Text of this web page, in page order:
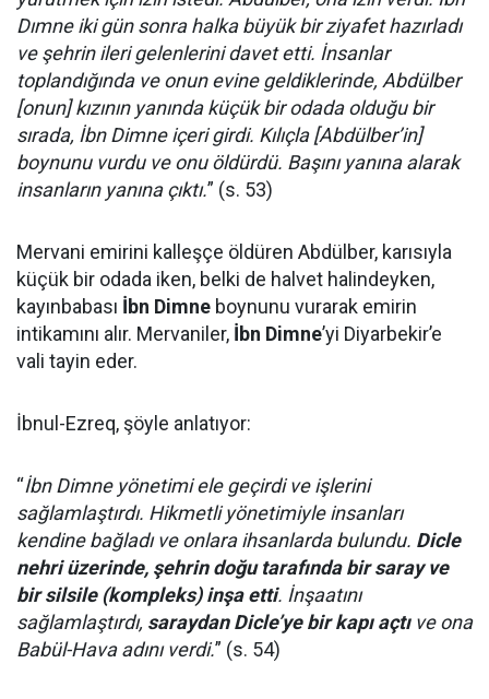
Dımne iki gün sonra halka büyük bir ziyafet hazırladı
ve şehrin ileri gelenlerini davet etti. İnsanlar
toplandığında ve onun evine geldiklerinde, Abdülber
[onun] kızının yanında küçük bir odada olduğu bir
sırada, İbn Dimne içeri girdi. Kılıçla [Abdülber’in]
boynunu vurdu ve onu öldürdü. Başını yanına alarak
insanların yanına çıktı.” (s. 53)
Mervani emirini kalleşçe öldüren Abdülber, karısıyla
küçük bir odada iken, belki de halvet halindeyken,
kayınbabası İbn Dimne boynunu vurarak emirin
intikamını alır. Mervaniler, İbn Dimne’yi Diyarbekir’e
vali tayin eder.
İbnul-Ezreq, şöyle anlatıyor:
“İbn Dimne yönetimi ele geçirdi ve işlerini
sağlamlaştırdı. Hikmetli yönetimiyle insanları
kendine bağladı ve onlara ihsanlarda bulundu. Dicle
nehri üzerinde, şehrin doğu tarafında bir saray ve
bir silsile (kompleks) inşa etti. İnşaatını
sağlamlaştırdı, saraydan Dicle’ye bir kapı açtıve ona
Babül-Hava adını verdi.” (s. 54)